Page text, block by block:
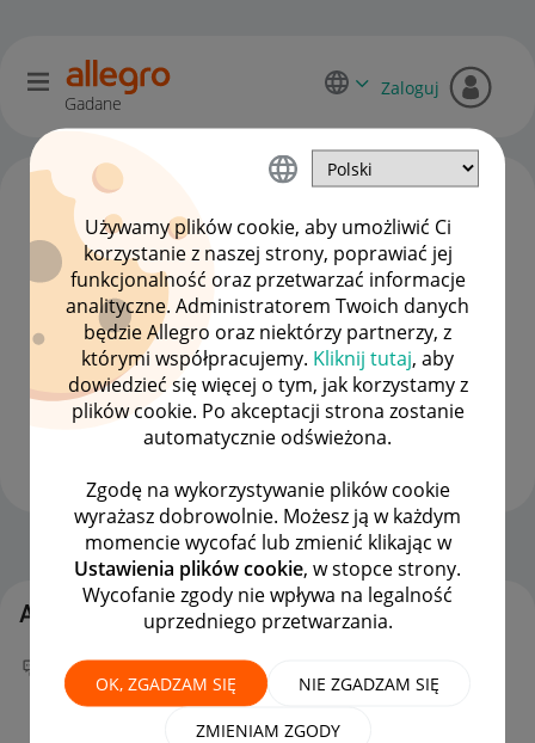
Używamy plików cookie, aby umożliwić Ci
korzystanie z naszej strony, poprawiać jej
funkcjonalność oraz przetwarzać informacje
analityczne. Administratorem Twoich danych
będzie Allegro oraz niektórzy partnerzy, z
którymi współpracujemy. Kliknij tutaj, aby
dowiedzieć się więcej o tym, jak korzystamy z
plików cookie. Po akceptacji strona zostanie
automatycznie odświeżona.
Zgodę na wykorzystywanie plików cookie
wyrażasz dobrowolnie. Możesz ją w każdym
momencie wycofać lub zmienić klikając w
Ustawienia plików cookie, w stopce strony.
Wycofanie zgody nie wpływa na legalność
uprzedniego przetwarzania.
OK, ZGADZAM SIĘ NIE ZGADZAM SIĘ
ZMIENIAM ZGODY
Gadane
Zaloguj
jony2005
#8 Zapaleniec
Strona Główna OPCJE
Aktywność jony2005
Twój nowy wpisOdp.: Zwrot na konto PayU
forumPoczątkujący sprzedawcymożna już
‎27-09-202120:45